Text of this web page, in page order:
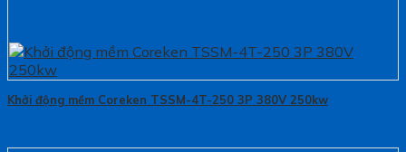
Khởi động mềm Coreken TSSM-4T-250 3P 380V 250kw